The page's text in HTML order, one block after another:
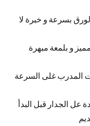
بسرعة و خبرة لا
و بلمعة مبهرة
المدرب غلى السرعة
عل الجدار قبل البدأ